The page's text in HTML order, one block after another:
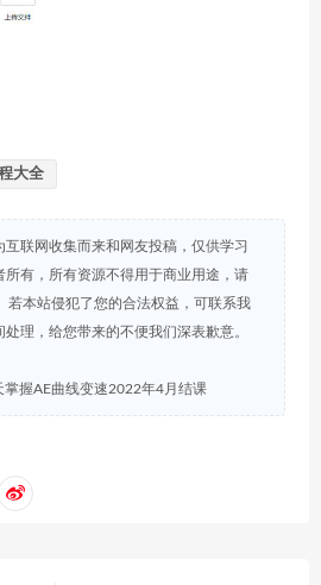
大全
联网收集而来和网友投稿，仅供学习
所有，所有资源不得用于商业用途，请
若本站侵犯了您的合法权益，可联系我
理，给您带来的不便我们深表歉意。
掌握AE曲线变速2022年4月结课